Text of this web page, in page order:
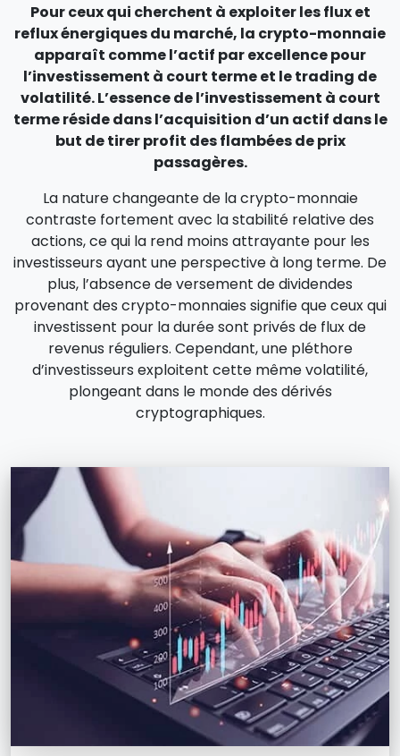
Pour ceux qui cherchent à exploiter les flux et
reflux énergiques du marché, la crypto-monnaie
apparaît comme l’actif par excellence pour
l’investissement à court terme et le trading de
volatilité. L’essence de l’investissement à court
terme réside dans l’acquisition d’un actif dans le
but de tirer profit des flambées de prix
passagères.
La nature changeante de la crypto-monnaie
contraste fortement avec la stabilité relative des
actions, ce qui la rend moins attrayante pour les
investisseurs ayant une perspective à long terme. De
plus, l’absence de versement de dividendes
provenant des crypto-monnaies signifie que ceux qui
investissent pour la durée sont privés de flux de
revenus réguliers. Cependant, une pléthore
d’investisseurs exploitent cette même volatilité,
plongeant dans le monde des dérivés
cryptographiques.